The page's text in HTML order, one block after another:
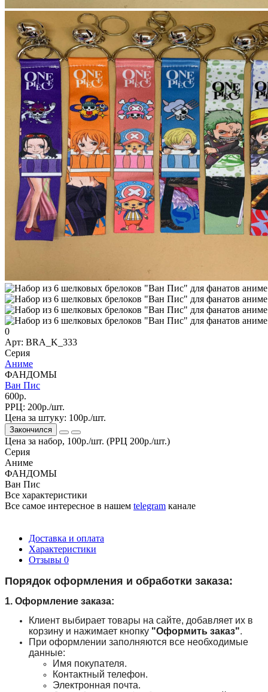
0
Арт: BRA_K_333
Серия
Аниме
ФАНДОМЫ
Ван Пис
600р.
РРЦ: 200р./шт.
Цена за штуку: 100р./шт.
Закончился
Цена за набор, 100р./шт. (РРЦ 200р./шт.)
Серия
Аниме
ФАНДОМЫ
Ван Пис
Все характеристики
Все самое интересное в нашем telegram канале
Доставка и оплата
Характеристики
Отзывы 0
Порядок оформления и обработки заказа:
1. Оформление заказа:
Клиент выбирает товары на сайте, добавляет их в
корзину и нажимает кнопку "Оформить заказ".
При оформлении заполняются все необходимые
данные:
Имя покупателя.
Контактный телефон.
Электронная почта.